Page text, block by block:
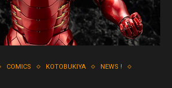
COMICS KOTOBUKIYA
NEWS !